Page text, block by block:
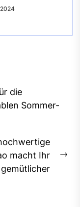
die
Sommer-
macht Ihr